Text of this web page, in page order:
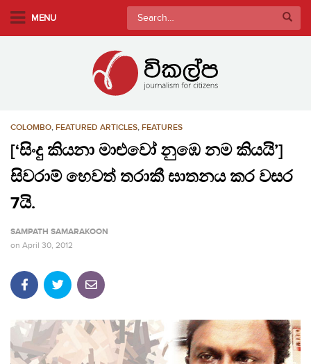
MENU
Search
for:
COLOMBO, FEATURED ARTICLES, FEATURES
[‘සිංදු කියනා මාළුවෝ නුඹෙ නම කියයි’]
සිවරාම් හෙවත් තරාකී ඝාතනය කර වසර
7යි.
SAMPATH SAMARAKOON
on April 30, 2012